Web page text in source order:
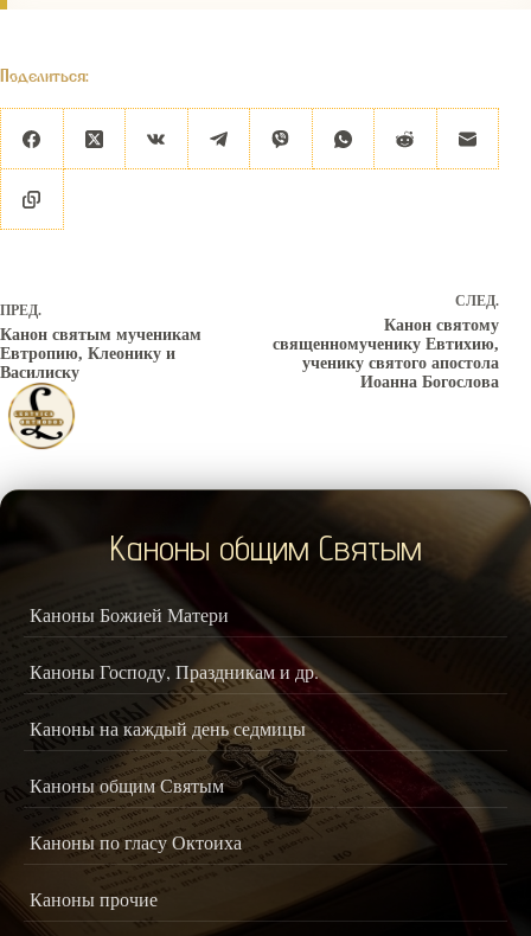
Поделиться:
ПРЕД.
Канон святым мученикам
Евтропию, Клеонику и
Василиску
СЛЕД.
Канон святому
священномученику Евтихию,
ученику святого апостола
Иоанна Богослова
Каноны общим Святым
Каноны Божией Матери
Каноны Господу, Праздникам и др.
Каноны на каждый день седмицы
Каноны общим Святым
Каноны по гласу Октоиха
Каноны прочие